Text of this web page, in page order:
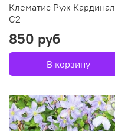
Клематис Руж Кардинал
С2
850 руб
В корзину